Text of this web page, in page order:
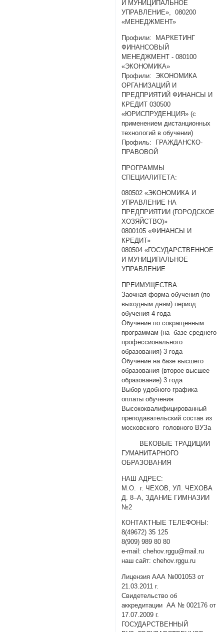
И МУНИЦИПАЛЬНОЕ
УПРАВЛЕНИЕ», 080200
«МЕНЕДЖМЕНТ»
Профили: МАРКЕТИНГ
ФИНАНСОВЫЙ
МЕНЕДЖМЕНТ - 080100
«ЭКОНОМИКА»
Профили: ЭКОНОМИКА
ОРГАНИЗАЦИЙ И
ПРЕДПРИЯТИЙ ФИНАНСЫ И
КРЕДИТ 030500
«ЮРИСПРУДЕНЦИЯ» (с
применением дистанционных
технологий в обучении)
Профиль: ГРАЖДАНСКО-
ПРАВОВОЙ
ПРОГРАММЫ
СПЕЦИАЛИТЕТА:
080502 «ЭКОНОМИКА И
УПРАВЛЕНИЕ НА
ПРЕДПРИЯТИИ (ГОРОДСКОЕ
ХОЗЯЙСТВО)»
0800105 «ФИНАНСЫ И
КРЕДИТ»
080504 «ГОСУДАРСТВЕННОЕ
И МУНИЦИПАЛЬНОЕ
УПРАВЛЕНИЕ
ПРЕИМУЩЕСТВА:
Заочная форма обучения (по
выходным дням) период
обучения 4 года
Обучение по сокращенным
программам (на базе среднего
профессионального
образования) 3 года
Обучение на базе высшего
образования (второе высшее
образование) 3 года
Выбор удобного графика
оплаты обучения
Высококвалифицированный
преподавательский состав из
московского головного ВУЗа
ВЕКОВЫЕ ТРАДИЦИИ
ГУМАНИТАРНОГО
ОБРАЗОВАНИЯ
НАШ АДРЕС:
М.О. г. ЧЕХОВ, УЛ. ЧЕХОВА
Д. 8–А, ЗДАНИЕ ГИМНАЗИИ
№2
КОНТАКТНЫЕ ТЕЛЕФОНЫ:
8(49672) 35 125
8(909) 989 80 80
e-mail: chehov.rggu@mail.ru
наш сайт: chehov.rggu.ru
Лицензия ААА №001053 от
21.03.2011 г.
Свидетельство об
аккредитации АА № 002176 от
17.07.2009 г.
ГОСУДАРСТВЕННЫЙ